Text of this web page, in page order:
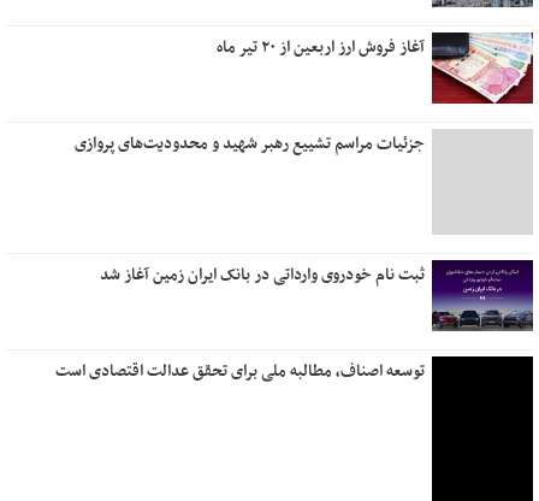
آب
نخستین نگاه
تو نیستی که ببینی
من و تو، درخت و بارون
زیبا
دل روشنی دارم ای عشق
آغاز فروش ارز اربعین از ۲۰ تیر ماه
جزئیات مراسم تشییع رهبر شهید و محدودیت‌های پروازی
ثبت نام خودروی وارداتی در بانک ایران زمین آغاز شد
توسعه اصناف، مطالبه ملی برای تحقق عدالت اقتصادی است